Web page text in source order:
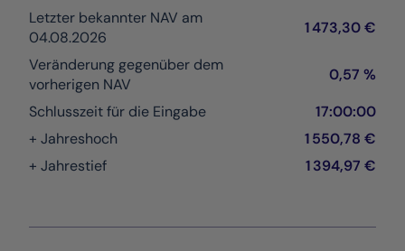
Letzter bekannter NAV am
04.08.2026
1 473,30 €
Veränderung gegenüber dem
vorherigen NAV
0,57 %
Schlusszeit für die Eingabe
17:00:00
+ Jahreshoch
1 550,78 €
+ Jahrestief
1 394,97 €